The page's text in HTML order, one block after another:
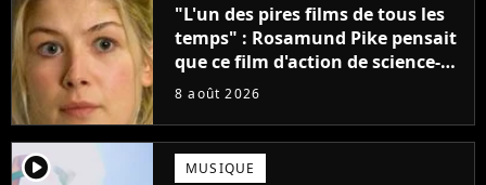
"L'un des pires films de tous les
temps" : Rosamund Pike pensait
que ce film d'action de science-
fiction avec Dwayne Johnson
8 août 2026
player2 MUSIQUE